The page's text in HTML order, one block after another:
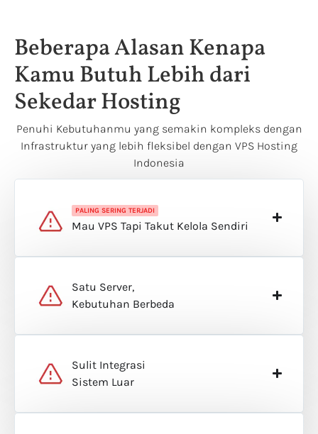
Beberapa Alasan Kenapa
Kamu Butuh Lebih dari
Sekedar Hosting
Penuhi Kebutuhanmu yang semakin kompleks dengan
Infrastruktur yang lebih fleksibel dengan VPS Hosting
Indonesia
PALING SERING TERJADI
Mau VPS Tapi Takut Kelola Sendiri
Satu Server,
Kebutuhan Berbeda
Sulit Integrasi
Sistem Luar